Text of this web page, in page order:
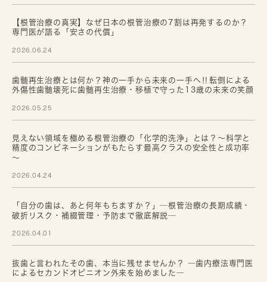
【根管治療の真実】なぜ日本の根管治療の7割は再発するのか？
専門医が語る「安さの代償」
2026.06.24
歯髄再生治療とは何か？神の一手から未来の一手へ‼転倒による
外傷性歯髄壊死に歯髄再生治療・移植で守った13歳の未来の笑顔
2026.05.25
見えない領域を極める根管治療の「化学的洗浄」とは？～科学と
精度のコンビネーションがもたらす最高クラスの安全性と成功率
～
2026.04.24
「自分の歯は、あと何年もちますか？」─根管治療の長期成績・
破折リスク・補綴管理・予防まで徹底解説─
2026.04.01
抜歯と言われたその歯、本当に残せませんか？ ―歯内療法専門医
によるセカンドオピニオン外来を始めました―